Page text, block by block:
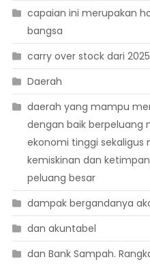
capaian ini merupakan
bangsa
carry over stock dari
Daerah
daerah yang mampu
dengan baik
ekonomi tinggi sekaligus
kemiskinan dan
peluang besar
dampak bergandanya
dan akuntabel
dan Bank Sampah.